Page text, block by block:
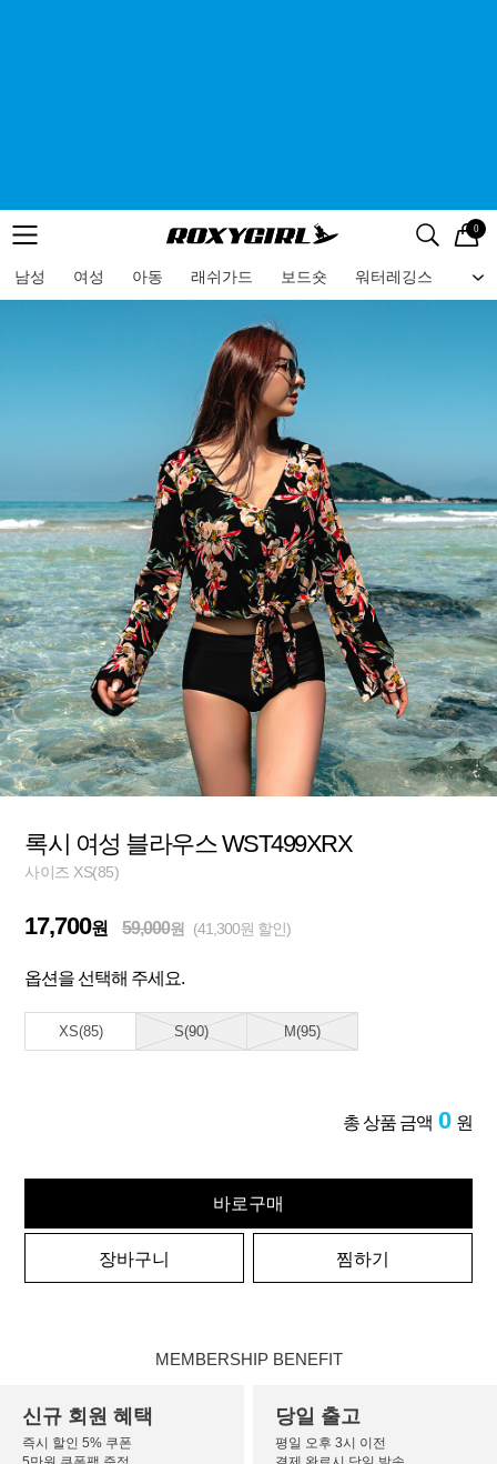
메뉴 검색
로고 0
남성 여성 아동 래쉬가드 보드숏 워터레깅스 비
메뉴
록시 여성 블라우스 WST499XRX
사이즈 XS(85)
17,700원 59,000원 (41,300원 할인)
옵션을 선택해 주세요.
XS(85) S(90) M(95)
총 상품 금액 0 원
바로구매
장바구니 찜하기
MEMBERSHIP BENEFIT
신규 회원 혜택
즉시 할인 5% 쿠폰
당일 출고
평일 오후 3시 이전